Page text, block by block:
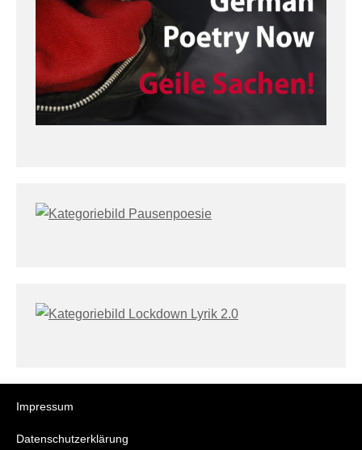
Impressum
Datenschutzerklärung